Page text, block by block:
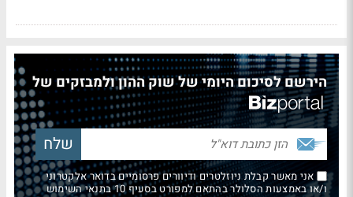
הירשם לסיכום היומי של שוק ההון ולמבזקים של
אני מאשר קבלת ניוזלטרים ודיוורים פרסומיים בדואר אלקטרוני
ו/או באמצעות הסלולר בהתאם למפורט בסעיף 10 בתנאי השימוש